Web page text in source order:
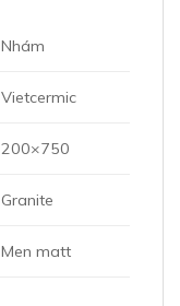
Nhám
Vietcermic
200×750
Granite
Men matt